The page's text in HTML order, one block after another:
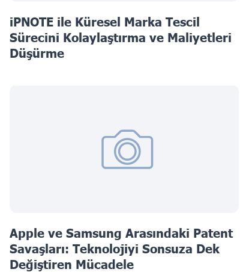
iPNOTE ile Küresel Marka Tescil
Sürecini Kolaylaştırma ve Maliyetleri
Düşürme
Apple ve Samsung Arasındaki Patent
Savaşları: Teknolojiyi Sonsuza Dek
Değiştiren Mücadele